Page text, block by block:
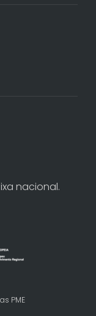
nacional.
PME